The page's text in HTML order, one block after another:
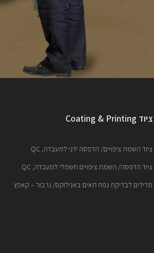
ציוד Coating & Printing
ציוד השמת ציפויים/ הדפסה ידני למעבדה, QC
ציוד הדפסה/ השמת ציפויים חשמלי למעבדה, QC
מדידים לבדיקת נפח תאים באנילוקס/ גרבור – קאפץ